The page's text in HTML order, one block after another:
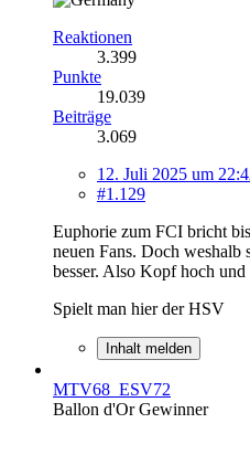
Reaktionen
3.399
Punkte
19.039
Beiträge
3.069
12. Juli 2025 um
#1.129
Euphorie zum FCI bricht
neuen Fans. Doch
besser. Also Kopf hoch
Spielt man hier der HSV
Inhalt melden
MTV68_ESV72
Ballon d'Or Gewinner